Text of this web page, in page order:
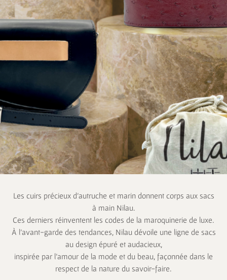
Les cuirs précieux d’autruche et marin donnent corps aux sacs
à main Nilau.
Ces derniers réinventent les codes de la maroquinerie de luxe.
À l’avant-garde des tendances, Nilau dévoile une ligne de sacs
au design épuré et audacieux,
inspirée par l’amour de la mode et du beau, façonnée dans le
respect de la nature du savoir-faire.